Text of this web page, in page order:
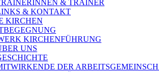
& TRAINER
& KONTAKT
KIRCHEN
KIRCHENFÜHRUNG
UNS
DER